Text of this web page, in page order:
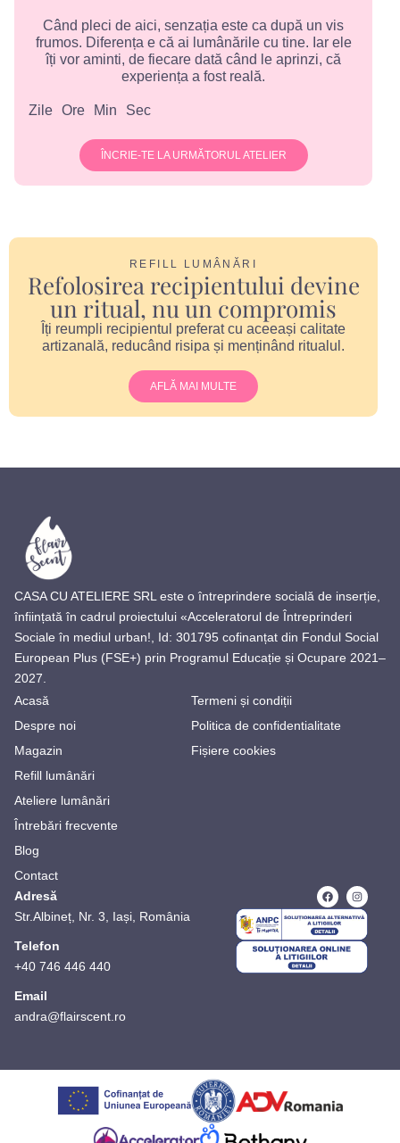
Când pleci de aici, senzația este ca după un vis
frumos. Diferența e că ai lumânările cu tine. Iar ele
îți vor aminti, de fiecare dată când le aprinzi, că
experiența a fost reală.
Zile Ore Min Sec
ÎNCRIE-TE LA URMĂTORUL ATELIER
REFILL LUMÂNĂRI
Refolosirea recipientului devine
un ritual, nu un compromis
Îți reumpli recipientul preferat cu aceeași calitate
artizanală, reducând risipa și menținând ritualul.
AFLĂ MAI MULTE
CASA CU ATELIERE SRL este o întreprindere socială de inserție,
înființată în cadrul proiectului «Acceleratorul de Întreprinderi
Sociale în mediul urban!, Id: 301795 cofinanțat din Fondul Social
European Plus (FSE+) prin Programul Educație și Ocupare 2021–
2027.
Acasă
Despre noi
Magazin
Refill lumânări
Ateliere lumânări
Întrebări frecvente
Blog
Contact
Termeni și condiții
Politica de confidentialitate
Fișiere cookies
Adresă
Str.Albineț, Nr. 3, Iași, România
Telefon
+40 746 446 440
Email
andra@flairscent.ro